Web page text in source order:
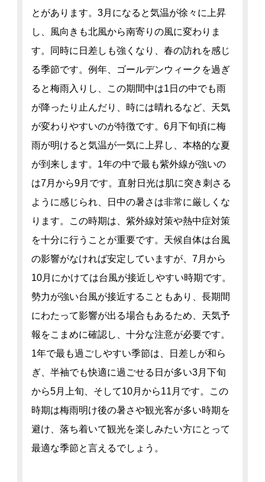
とがあります。3月になると気温が徐々に上昇
し、風向きも北風から南寄りの風に変わりま
す。同時に日差しも強くなり、春の訪れを感じ
る季節です。例年、ゴールデンウィークを過ぎ
ると梅雨入りし、この期間中は1日の中でも雨
が降ったり止んだり、時には晴れるなど、天気
が変わりやすいのが特徴です。6月下旬頃に梅
雨が明けると気温が一気に上昇し、本格的な夏
が到来します。1年の中で最も紫外線が強いの
は7月から9月です。直射日光は肌に突き刺さる
ように感じられ、日中の暑さは非常に厳しくな
ります。この時期は、紫外線対策や熱中症対策
を十分に行うことが重要です。天候自体は台風
の影響がなければ安定していますが、7月から
10月にかけては台風が接近しやすい時期です。
勢力が強い台風が接近することもあり、長期間
にわたって影響が出る場合もあるため、天気予
報をこまめに確認し、十分な注意が必要です。
1年で最も過ごしやすい季節は、日差しが和ら
ぎ、半袖でも快適に過ごせる日が多い3月下旬
から5月上旬、そして10月から11月です。この
時期は梅雨明け後の暑さや観光客が多い時期を
避け、落ち着いて観光を楽しみたい方にとって
最適な季節と言えるでしょう。